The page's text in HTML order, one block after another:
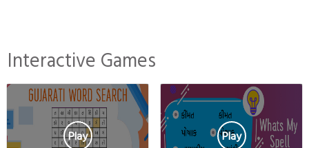
Interactive Games
Play Play